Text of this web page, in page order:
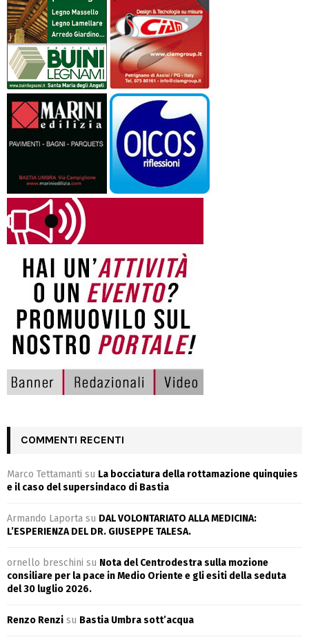
COMMENTI RECENTI
Marco Tettamanti su La bocciatura della rottamazione quinquies
e il caso del supersindaco di Bastia
Armando Laporta su DAL VOLONTARIATO ALLA MEDICINA:
L’ESPERIENZA DEL DR. GIUSEPPE TALESA.
ornello breschini su Nota del Centrodestra sulla mozione
consiliare per la pace in Medio Oriente e gli esiti della seduta
del 30 luglio 2026.
Renzo Renzi su Bastia Umbra sott’acqua